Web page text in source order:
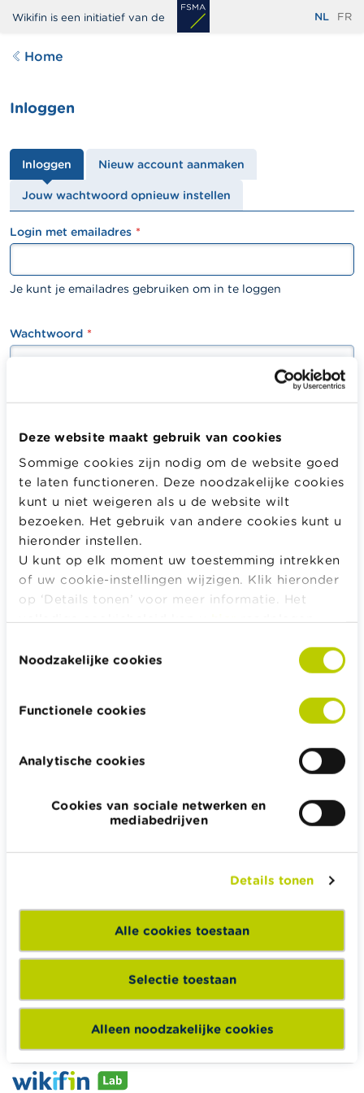
Deze website maakt gebruik van cookies
Sommige cookies zijn nodig om de website goed
te laten functioneren. Deze noodzakelijke cookies
kunt u niet weigeren als u de website wilt
bezoeken. Het gebruik van andere cookies kunt u
hieronder instellen.
U kunt op elk moment uw toestemming intrekken
of uw cookie-instellingen wijzigen. Klik hieronder
op ‘Details tonen’ voor meer informatie. Het
Noodzakelijke cookies
Functionele cookies
Analytische cookies
Cookies van sociale netwerken en
mediabedrijven
Details tonen
Alle cookies toestaan
Selectie toestaan
Alleen noodzakelijke cookies
Overslaan
naar
gaan
Wikifin is een initiatief van de NL FR
Home
Inloggen
Primaire
tabs
Inloggen Nieuw account aanmaken
Jouw wachtwoord opnieuw instellen
textfield
Login met emailadres
Je kunt je emailadres gebruiken om in te loggen
password
Wachtwoord
Inloggen
Alle rekentools, checklists en meer
Budget, betalen, lenen en verzekeren
Familie
Sparen en beleggen
Erven
Wikifin.be helpt je bij financiële beslissingen. Ze stelt gratis
betrouwbare en handige informatie ter beschikking,
Wikifin School biedt gratis en heel divers pedagogisch
lesmateriaal en opleidingen aan leerkrachten om hen te
ondersteunen bij hun lessen financiële educatie.
Naar Wikifin School